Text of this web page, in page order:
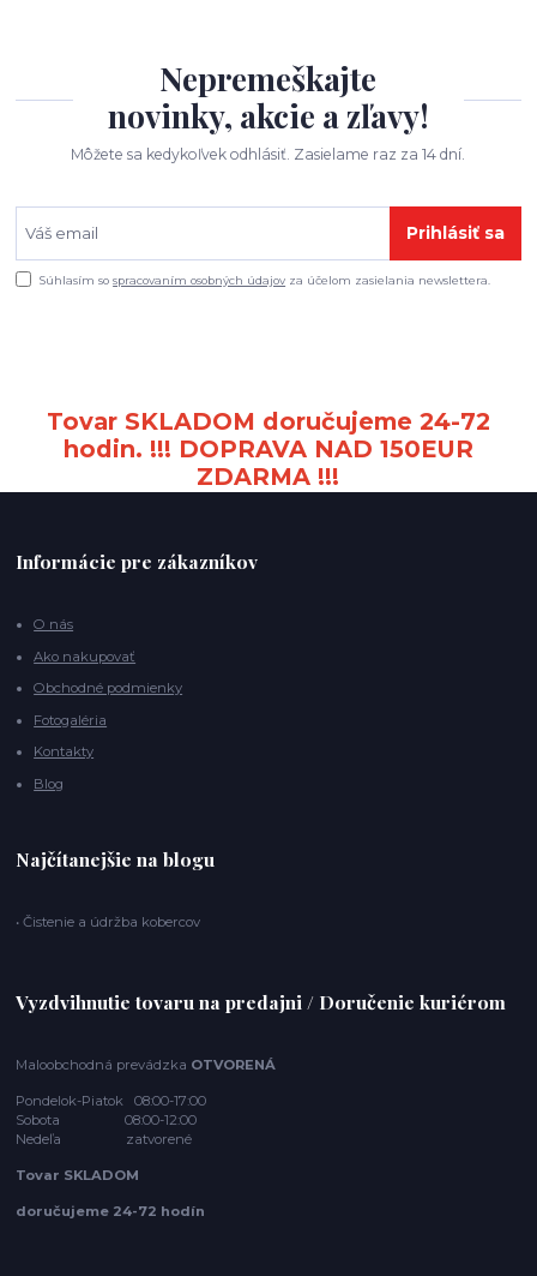
Nepremeškajte
novinky, akcie a zľavy!
Môžete sa kedykoľvek odhlásiť. Zasielame raz za 14 dní.
Prihlásiť sa
Súhlasím sospracovaním osobných údajov za účelom zasielania newslettera.
Tovar SKLADOM doručujeme 24-72
hodin. !!! DOPRAVA NAD 150EUR
ZDARMA !!!
Informácie pre zákazníkov
O nás
Ako nakupovať
Obchodné podmienky
Fotogaléria
Kontakty
Blog
Najčítanejšie na blogu
• Čistenie a údržba kobercov
Vyzdvihnutie tovaru na predajni / Doručenie kuriérom
Maloobchodná prevádzka OTVORENÁ
Pondelok-Piatok 08:00-17:00
Sobota 08:00-12:00
Nedeľa zatvorené
Tovar SKLADOM
doručujeme 24-72 hodín